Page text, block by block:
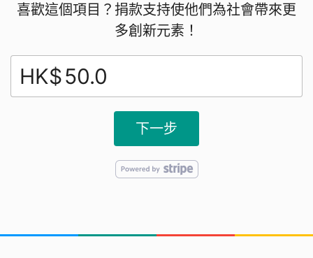
周嘉軒、郭穎詩、林芷儀、梁達祺、佘柏賢、譚裕
黃紀嵐、黃詩庭、黃依程、余立仁、李沛恆、凌子杰
喜歡這個項目？捐款支持使他們為社會帶來更
多創新元素！
HK$
下一步